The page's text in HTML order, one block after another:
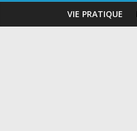
VIE PRATIQUE